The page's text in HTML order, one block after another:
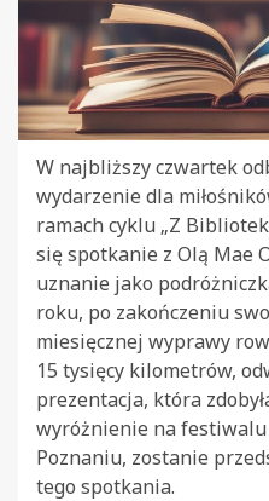
W najbliższy czwartek
wydarzenie dla
ramach cyklu „Z
się spotkanie z Olą Mae
uznanie jako
roku, po zakończeniu
miesięcznej wyprawy
15 tysięcy kilometrów,
prezentacja, która
wyróżnienie na festiwalu
Poznaniu, zostanie
tego spotkania.